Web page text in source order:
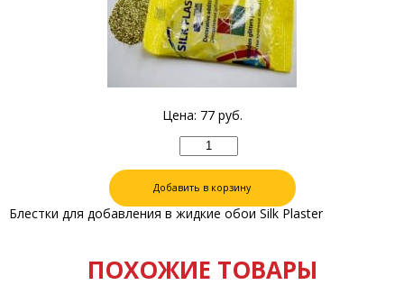
Цена: 77руб.
Добавить в корзину
Блестки для добавления в жидкие обои Silk Plaster
ПОХОЖИЕ ТОВАРЫ